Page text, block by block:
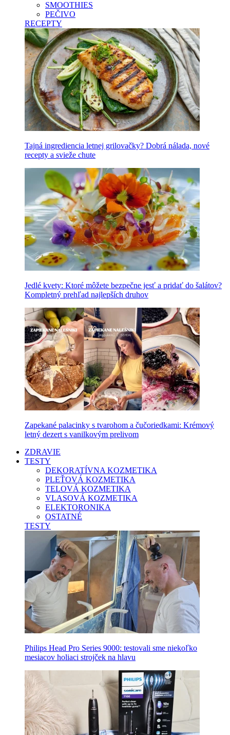
SMOOTHIES
PEČIVO
RECEPTY
Tajná ingrediencia letnej grilovačky? Dobrá nálada, nové
recepty a svieže chute
Jedlé kvety: Ktoré môžete bezpečne jesť a pridať do šalátov?
Kompletný prehľad najlepších druhov
Zapekané palacinky s tvarohom a čučoriedkami: Krémový
letný dezert s vanilkovým prelivom
ZDRAVIE
TESTY
DEKORATÍVNA KOZMETIKA
PLEŤOVÁ KOZMETIKA
TELOVÁ KOZMETIKA
VLASOVÁ KOZMETIKA
ELEKTORONIKA
OSTATNÉ
TESTY
Philips Head Pro Series 9000: testovali sme niekoľko
mesiacov holiaci strojček na hlavu